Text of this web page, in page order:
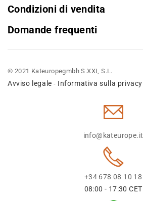
Condizioni di vendita
Domande frequenti
© 2021 Kateuropegmbh S.XXI, S.L.
Avviso legale - Informativa sulla privacy
info@kateurope.it
+34 678 08 10 18
08:00 - 17:30 CET